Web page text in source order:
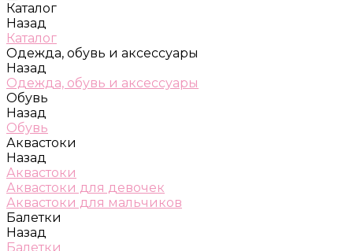
Каталог
Назад
Каталог
Одежда, обувь и аксессуары
Назад
Одежда, обувь и аксессуары
Обувь
Назад
Обувь
Аквастоки
Назад
Аквастоки
Аквастоки для девочек
Аквастоки для мальчиков
Балетки
Назад
Балетки